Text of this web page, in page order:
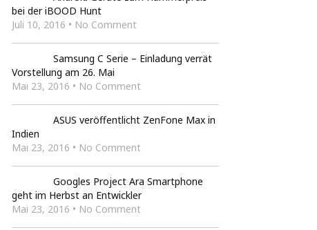
bei der iBOOD Hunt
Juli 10, 2016 • No Comment
Samsung C Serie – Einladung verrät
Vorstellung am 26. Mai
Mai 23, 2016 • No Comment
ASUS veröffentlicht ZenFone Max in
Indien
Mai 23, 2016 • No Comment
Googles Project Ara Smartphone
geht im Herbst an Entwickler
Mai 23, 2016 • No Comment